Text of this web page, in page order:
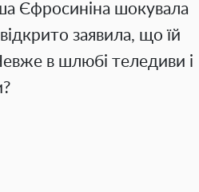
Єфросиніна шокувала
заявила, що їй
в шлюбі теледиви і